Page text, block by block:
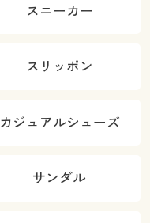
スニーカー
スリッポン
カジュアルシューズ
サンダル